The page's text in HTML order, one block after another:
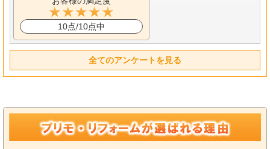
10点/10点中
全てのアンケートを見る